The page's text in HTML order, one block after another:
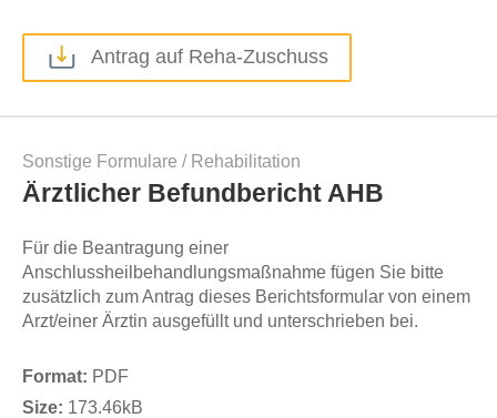
Antrag auf Reha-Zuschuss
Sonstige Formulare / Rehabilitation
Ärztlicher Befundbericht AHB
Für die Beantragung einer
Anschlussheilbehandlungsmaßnahme fügen Sie bitte
zusätzlich zum Antrag dieses Berichtsformular von einem
Arzt/einer Ärztin ausgefüllt und unterschrieben bei.
Format: PDF
Size: 173.46kB